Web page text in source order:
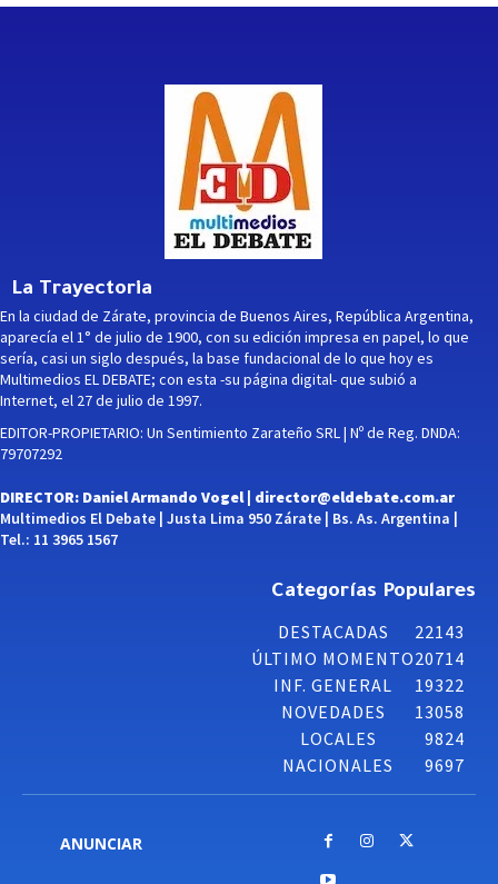
La Trayectoria
En la ciudad de Zárate, provincia de Buenos Aires, República Argentina,
aparecía el 1° de julio de 1900, con su edición impresa en papel, lo que
sería, casi un siglo después, la base fundacional de lo que hoy es
Multimedios EL DEBATE; con esta -su página digital- que subió a
Internet, el 27 de julio de 1997.
EDITOR-PROPIETARIO: Un Sentimiento Zarateño SRL | Nº de Reg. DNDA:
79707292
DIRECTOR: Daniel Armando Vogel | director@eldebate.com.ar
Multimedios El Debate | Justa Lima 950 Zárate | Bs. As. Argentina |
Tel.: 11 3965 1567
Categorías Populares
DESTACADAS
22143
ÚLTIMO MOMENTO20714
INF. GENERAL
19322
NOVEDADES
13058
LOCALES
9824
NACIONALES
9697
ANUNCIAR